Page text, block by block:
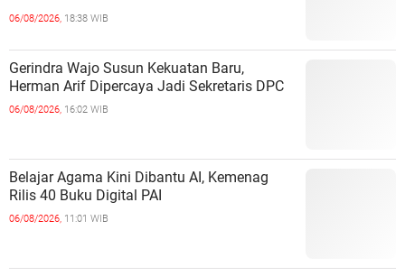
06/08/2026, 18:38 WIB
Gerindra Wajo Susun Kekuatan Baru,
Herman Arif Dipercaya Jadi Sekretaris DPC
06/08/2026, 16:02 WIB
Belajar Agama Kini Dibantu AI, Kemenag
Rilis 40 Buku Digital PAI
06/08/2026, 11:01 WIB